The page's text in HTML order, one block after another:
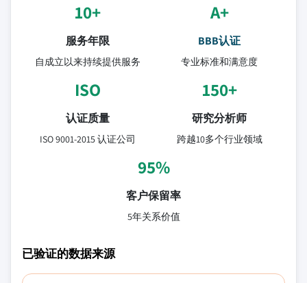
10+
服务年限
自成立以来持续提供服务
A+
BBB认证
专业标准和满意度
ISO
认证质量
ISO 9001-2015 认证公司
150+
研究分析师
跨越10多个行业领域
95%
客户保留率
5年关系价值
已验证的数据来源